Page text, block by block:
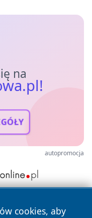
na
autopromocja
cookies, aby